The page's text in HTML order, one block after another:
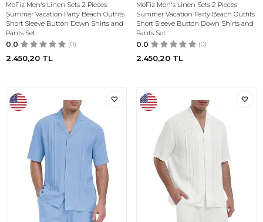
MoFiz Men's Linen Sets 2 Pieces
Summer Vacation Party Beach Outfits
Short Sleeve Button Down Shirts and
Pants Set
0.0 (0)
2.450,20 TL
MoFiz Men's Linen Sets 2 Pieces
Summer Vacation Party Beach Outfits
Short Sleeve Button Down Shirts and
Pants Set
0.0 (0)
2.450,20 TL